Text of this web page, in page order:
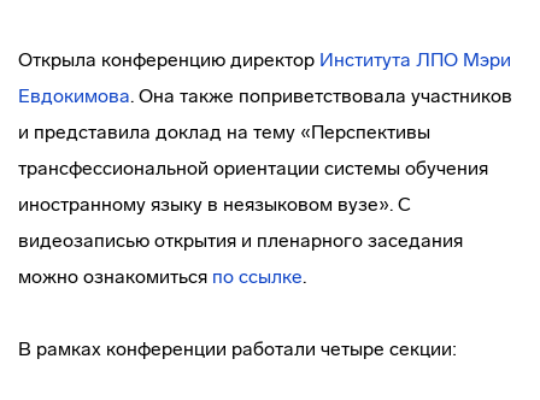
Открыла конференцию директор Института ЛПО Мэри
Евдокимова. Она также поприветствовала участников
и представила доклад на тему «Перспективы
трансфессиональной ориентации системы обучения
иностранному языку в неязыковом вузе». С
видеозаписью открытия и пленарного заседания
можно ознакомиться по ссылке.
В рамках конференции работали четыре секции: